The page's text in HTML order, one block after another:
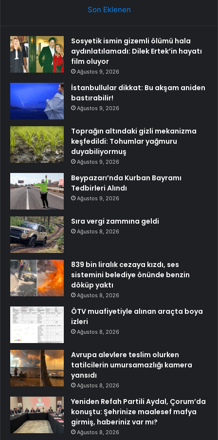
Son Eklenen
Sosyetik ismin gizemli ölümü hala
aydınlatılamadı: Dilek Ertek’in hayatı
film oluyor
Ağustos 9, 2026
İstanbullular dikkat: Bu akşam aniden
bastırabilir!
Ağustos 9, 2026
Toprağın altındaki gizli mekanizma
keşfedildi: Tohumlar yağmuru
duyabiliyormuş
Ağustos 9, 2026
Beypazarı’nda Kurban Bayramı
Tedbirleri Alındı
Ağustos 9, 2026
Sıra vergi zammına geldi
Ağustos 8, 2026
839 bin liralık cezaya kızdı, ses
sistemini belediye önünde benzin
döküp yaktı
Ağustos 8, 2026
ÖTV muafiyetiyle alınan araçta boya
izleri
Ağustos 8, 2026
Avrupa alevlere teslim olurken
tatilcilerin umursamazlığı kamera
yansıdı
Ağustos 8, 2026
Yeniden Refah Partili Aydal, Çorum’da
konuştu: Şehrinize maalesef mafya
girmiş, haberiniz var mı?
Ağustos 8, 2026